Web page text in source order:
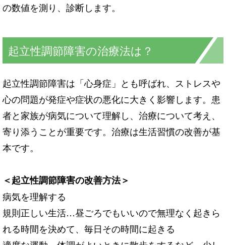
の数値を測り、診断します。
起立性調節障害の治療法は？
起立性調節障害は「心身症」とも呼ばれ、ストレスや
心の問題が発症や症状の悪化に大きく影響します。患
者と家族が病気について理解し、治療について考え、
寄り添うことが重要です。治療は生活習慣の改善が基
本です。
＜起立性調節障害の改善方法＞
病気を理解する
規則正しい生活…昼ごろでもいいので無理なく起きら
れる時間を決めて、毎日その時間に起きる